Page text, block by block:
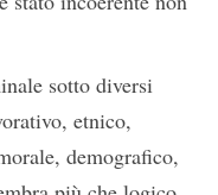
sotto diversi
etnico,
demografico,